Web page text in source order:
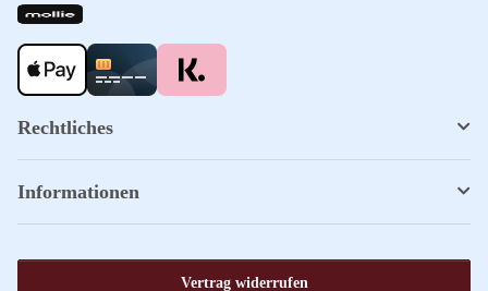
Rechtliches
Informationen
Vertrag widerrufen